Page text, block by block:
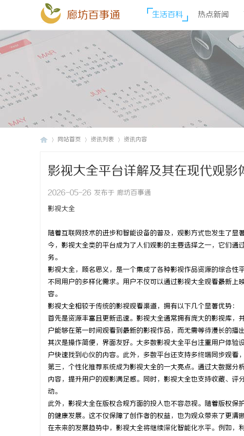
廊坊百事通 生活百科 热点新闻
网站首页 资讯列表 资讯内容
影视大全平台详解及其在现代观影
2026-05-26 发布于 廊坊百事通
影视大全
随着互联网技术的进步和智能设备的普及，观影方式也发生了
今，影视大全类的平台成为了人们观影的主要选择之一，它们
务。
影视大全，顾名思义，是一个集成了各种影视作品资源的综合
不同用户的多样化需求。用户不仅可以通过影视大全观看最新
容。
影视大全相较于传统的影视观看渠道，拥有以下几个显著优势：
首先是资源丰富且更新迅速。影视大全通常拥有庞大的影视库
户能够在第一时间观看到最新的影视作品，而无需等待漫长的播出
其次是操作简便，界面友好。大多数影视大全平台注重用户体
户快速找到心仪的内容。此外，多数平台还支持多终端同步观看
第三，个性化推荐系统成为影视大全的一大亮点。通过大数据
内容，提升用户的观影满足感。同时，影视大全也支持收藏、
动。
此外，影视大全在版权合规方面的投入也不容忽视。随着版权
的健康发展。这不仅保障了创作者的权益，也为观众带来了更清
在未来的发展趋势中，影视大全将继续深化智能化水平。例如